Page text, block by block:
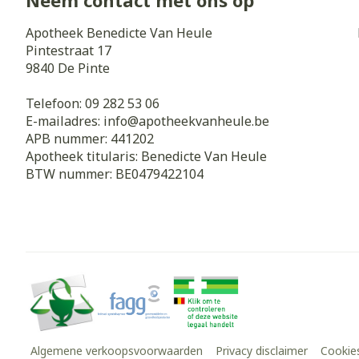
Apotheek Benedicte Van Heule
Pintestraat 17
9840 De Pinte
Telefoon: 09 282 53 06
E-mailadres: info@apotheekvanheule.be
APB nummer: 441202
Apotheek titularis: Benedicte Van Heule
BTW nummer: BE0479422104
Algemene verkoopsvoorwaarden Privacy disclaimer